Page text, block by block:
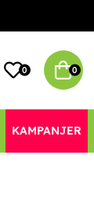
0 0
KAMPANJER